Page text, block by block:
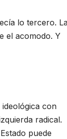
lo tercero.
el acomodo. Y
con
radical.
puede